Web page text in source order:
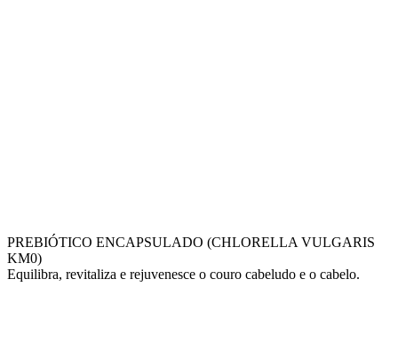
PREBIÓTICO ENCAPSULADO (CHLORELLA VULGARIS
KM0)
Equilibra, revitaliza e rejuvenesce o couro cabeludo e o cabelo.